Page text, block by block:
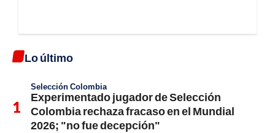
Lo último
Selección Colombia
Experimentado jugador de Selección
Colombia rechaza fracaso en el Mundial
2026; "no fue decepción"